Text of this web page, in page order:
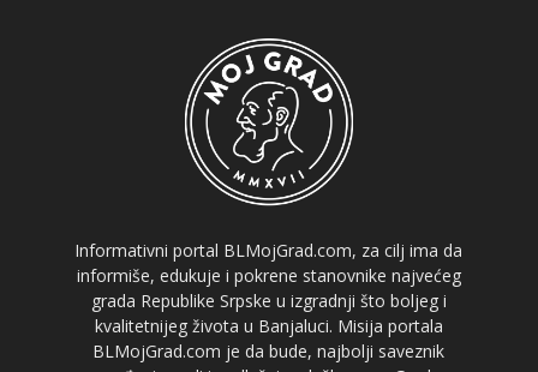
Informativni portal BLMojGrad.com, za cilj ima da
informiše, edukuje i pokrene stanovnike najvećeg
grada Republike Srpske u izgradnji što boljeg i
kvalitetnijeg života u Banjaluci. Misija portala
BLMojGrad.com je da bude, najbolji saveznik